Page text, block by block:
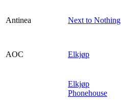
Antinea Next to Nothing
AOC Elkjøp
Elkjøp
Phonehouse